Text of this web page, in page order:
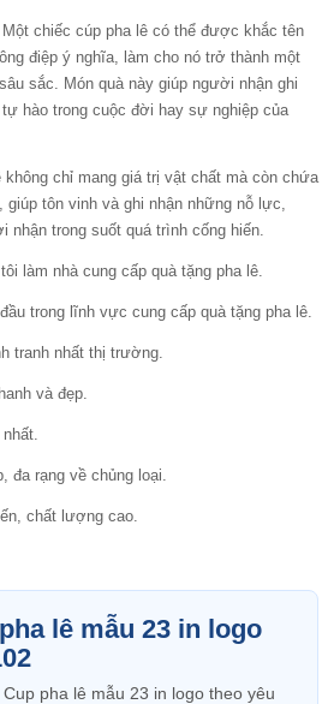
chiếc cúp pha lê có thể được khắc tên
điệp ý nghĩa, làm cho nó trở thành một
sắc. Món quà này giúp người nhận ghi
hào trong cuộc đời hay sự nghiệp của
chỉ mang giá trị vật chất mà còn chứa
tôn vinh và ghi nhận những nỗ lực,
trong suốt quá trình cống hiến.
làm nhà cung cấp quà tặng pha lê.
trong lĩnh vực cung cấp quà tặng pha lê.
tranh nhất thị trường.
và đẹp.
đa rạng về chủng loại.
chất lượng cao.
lê mẫu 23 in logo
pha lê mẫu 23 in logo theo yêu